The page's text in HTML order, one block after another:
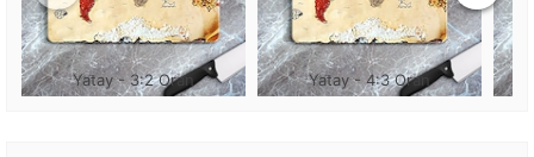
Yatay - 3:2 Oran Yatay - 4:3 Oran